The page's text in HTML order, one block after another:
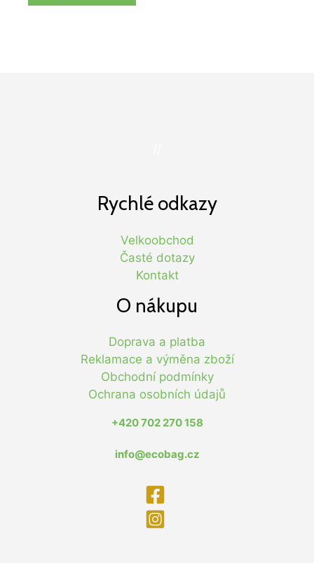
Rychlé odkazy
Velkoobchod
Časté dotazy
Kontakt
O nákupu
Doprava a platba
Reklamace a výměna zboží
Obchodní podmínky
Ochrana osobních údajů
+420 702 270 158
info@ecobag.cz